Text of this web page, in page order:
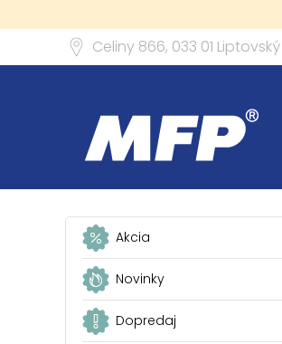
Celiny 866, 033 01
Akcia
Novinky
Dopredaj